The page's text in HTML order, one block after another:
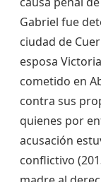
Gabriel fue
ciudad de
esposa
cometido en
contra sus
quienes por
acusación
conflictivo